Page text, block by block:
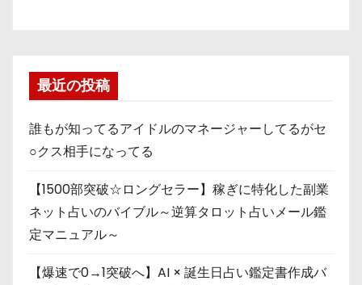
最近の投稿
誰もが知ってるアイドルのマネージャーしてるがセ
○クス相手になってる
【1500部突破☆ロングセラー】稼ぎに特化した副業
ネット占いのバイブル～逆算タロット占いメール鑑
定マニュアル～
【爆速で0→1突破へ】AI × 誕生日占い鑑定書作成バ